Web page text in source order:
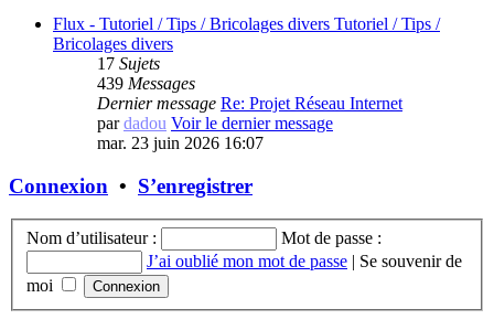
Flux - Tutoriel / Tips / Bricolages divers Tutoriel / Tips /
Bricolages divers
17 Sujets
439 Messages
Dernier message Re: Projet Réseau Internet
pardadou Voir le dernier message
mar. 23 juin 2026 16:07
Connexion • S’enregistrer
Nom d’utilisateur :
Mot de passe :
J’ai oublié mon mot de passe | Se souvenir de
moi